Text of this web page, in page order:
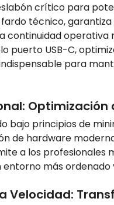
crítico para
técnico,
continuidad
puerto USB-C,
para
Optimización
bajo principios de
de hardware
a los
entorno más
Velocidad: